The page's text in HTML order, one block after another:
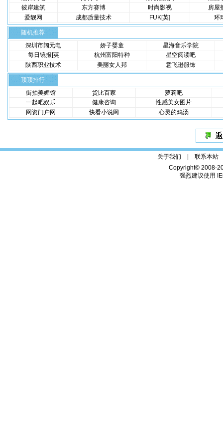
彼岸建筑
东方赛博 时尚影视
房屋
爱靓网
成都质量技术 FUK[英] 环
随机推荐
深圳市阔元电
娇子婴童
星海音乐学院
每日镜报[英
杭州富阳特种
星空阅读吧
陕西职业技术
美丽女人邦 意飞逊服饰
顶顶排行
街拍美媚馆
货比百家
萝莉吧
一起吧娱乐
健康咨询
性感美女图片
网资门户网
快看小说网 心灵的鸡汤
关于我们 | 联系本站
Copyright© 2008-
强烈建议使用